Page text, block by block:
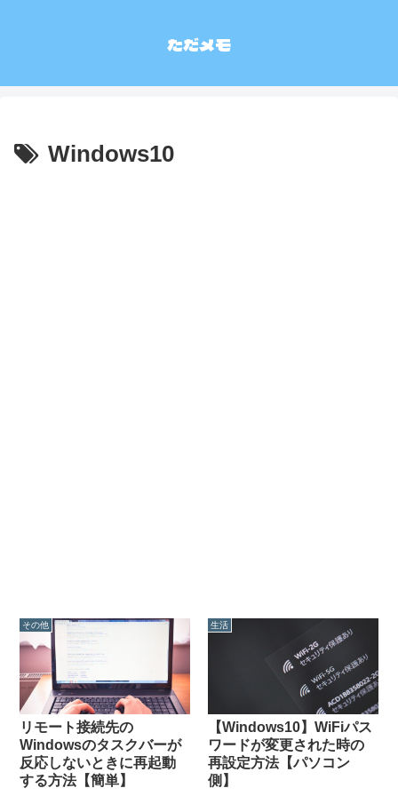
ただメモ
Windows10
その他
リモート接続先の
Windowsのタスクバーが
反応しないときに再起動
する方法【簡単】
生活
【Windows10】WiFiパス
ワードが変更された時の
再設定方法【パソコン
側】